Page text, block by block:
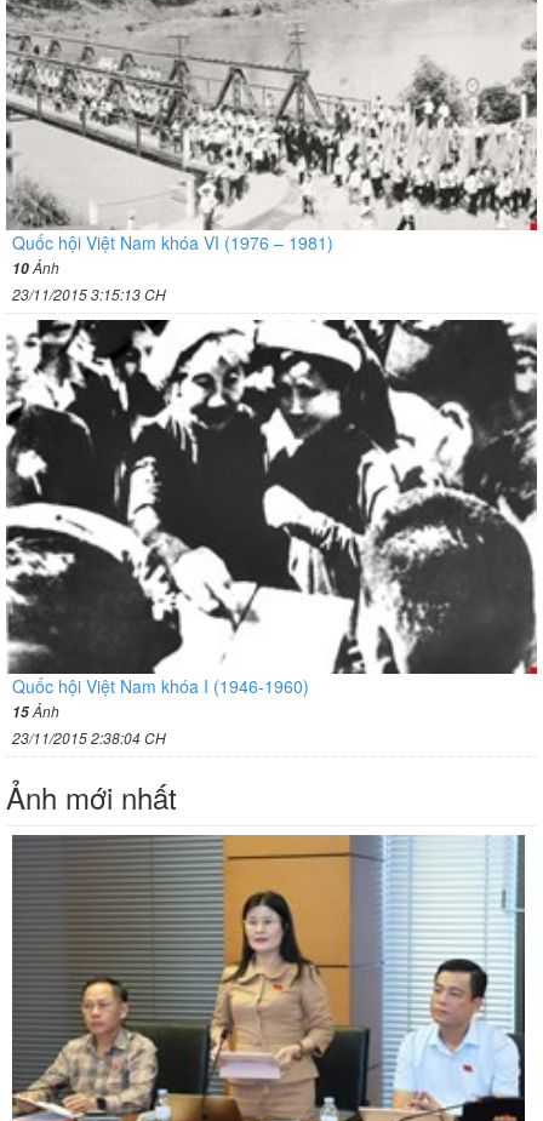
Quốc hội Việt Nam khóa VI (1976 – 1981)
10Ảnh
23/11/2015 3:15:13 CH
Quốc hội Việt Nam khóa I (1946-1960)
15Ảnh
23/11/2015 2:38:04 CH
Ảnh mới nhất